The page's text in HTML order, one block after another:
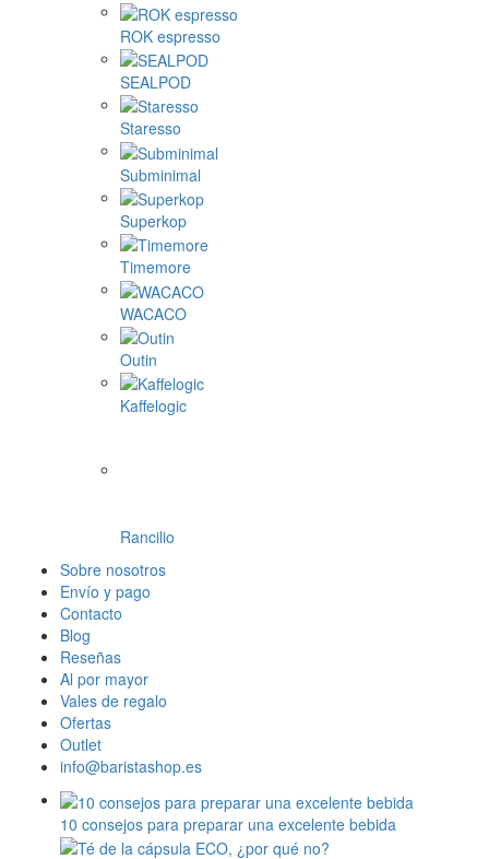
Fellow
Femobook
Flair Espresso
Gene Café
Goat Story
Hario
La Pavoni
Mlynko
ROK espresso
SEALPOD
Subminimal
WACACO